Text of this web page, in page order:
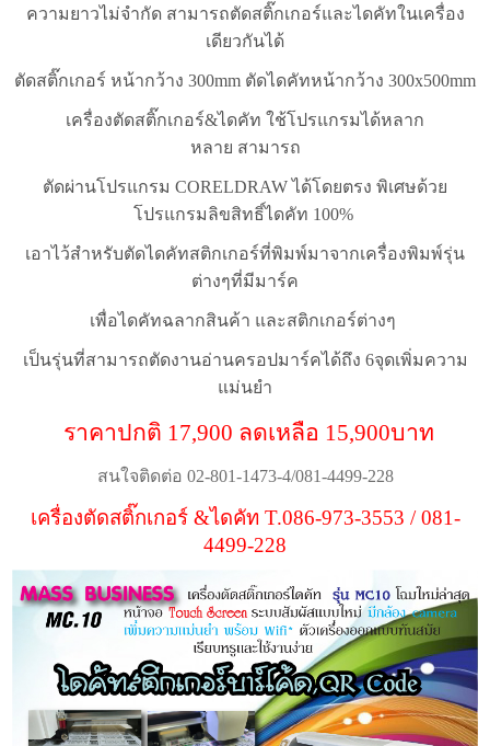
ความยาวไม่จำกัด สามารถตัดสติ๊กเกอร์และไดคัทในเครื่อง
เดียวกันได้
ตัดสติ๊กเกอร์ หน้ากว้าง 300mm ตัดไดคัทหน้ากว้าง 300x500mm
เครื่องตัดสติ๊กเกอร์&ไดคัท ใช้โปรแกรมได้หลาก
หลาย สามารถ
ตัดผ่านโปรแกรม CORELDRAWได้โดยตรง พิเศษด้วย
โปรแกรมลิขสิทธิ์ไดคัท 100%
เอาไว้สำหรับตัดไดคัทสติกเกอร์ที่พิมพ์มาจากเครื่องพิมพ์รุ่น
ต่างๆที่มีมาร์ค
เพื่อไดคัทฉลากสินค้า และสติกเกอร์ต่างๆ
เป็นรุ่นที่สามารถตัดงานอ่านครอปมาร์คได้ถึง 6จุดเพิ่มความ
แม่นยำ
ราคาปกติ 17,900 ลดเหลือ 15,900บาท
สนใจติดต่อ 02-801-1473-4/081-4499-228
เครื่องตัดสติ๊กเกอร์ &ไดคัท T.086-973-3553 / 081-
4499-228